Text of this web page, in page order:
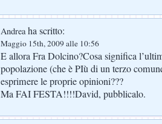
Andreaha scritto:
Maggio 15th, 2009 alle 10:56
E allora Fra Dolcino?Cosa significa
popolazione (che è PIù di un terzo
esprimere le proprie opinioni???
Ma FAI FESTA!!!!David, pubblicalo.